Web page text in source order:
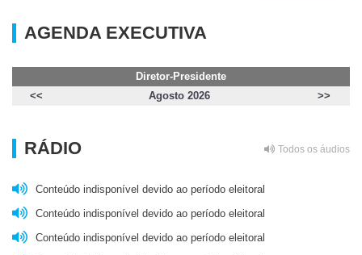
AGENDA EXECUTIVA
Diretor-Presidente
<<
Agosto 2026 >>
RÁDIO Todos os áudios
Conteúdo indisponível devido ao período eleitoral
Conteúdo indisponível devido ao período eleitoral
Conteúdo indisponível devido ao período eleitoral